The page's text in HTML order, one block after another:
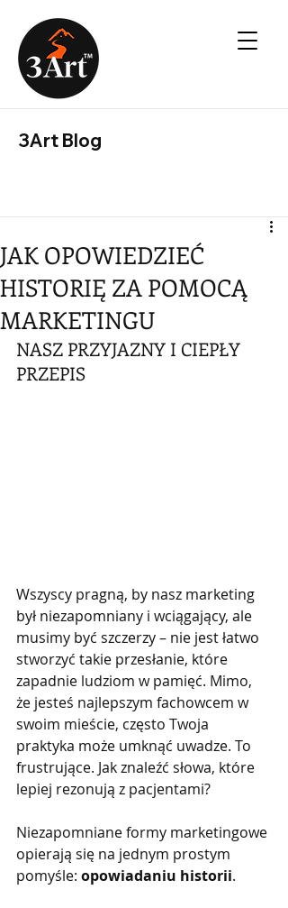
3Art Blog
JAK OPOWIEDZIEĆ
HISTORIĘ ZA POMOCĄ
MARKETINGU
NASZ PRZYJAZNY I CIEPŁY
PRZEPIS
Wszyscy pragną, by nasz marketing
był niezapomniany i wciągający, ale
musimy być szczerzy – nie jest łatwo
stworzyć takie przesłanie, które
zapadnie ludziom w pamięć. Mimo,
że jesteś najlepszym fachowcem w
swoim mieście, często Twoja
praktyka może umknąć uwadze. To
frustrujące. Jak znaleźć słowa, które
lepiej rezonują z pacjentami?
Niezapomniane formy marketingowe
opierają się na jednym prostym
pomyśle: opowiadaniu historii.